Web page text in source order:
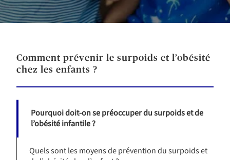
Comment prévenir le surpoids et l’obésité
chez les enfants ?
Pourquoi doit-on se préoccuper du surpoids et de
l’obésité infantile ?
Quels sont les moyens de prévention du surpoids et